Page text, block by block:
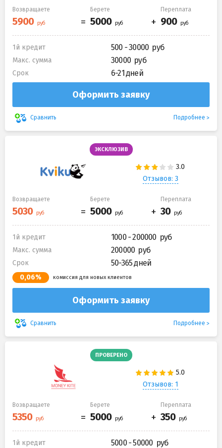
Возвращаете Берете Переплата
1й кредит 500 - 30000
Макс. сумма 30000
Срок 6-21 дней
Оформить заявку
Сравнить Подробнее
ЭКСКЛЮЗИВ
Отзывов: 3
Возвращаете Берете Переплата
1й кредит 1000 - 200000
Макс. сумма 200000
Срок 50-365 дней
0,06% комиссия для новых клиентов
Оформить заявку
Сравнить Подробнее
ПРОВЕРЕНО
Отзывов: 1
Возвращаете Берете Переплата
1й кредит 5000 - 50000